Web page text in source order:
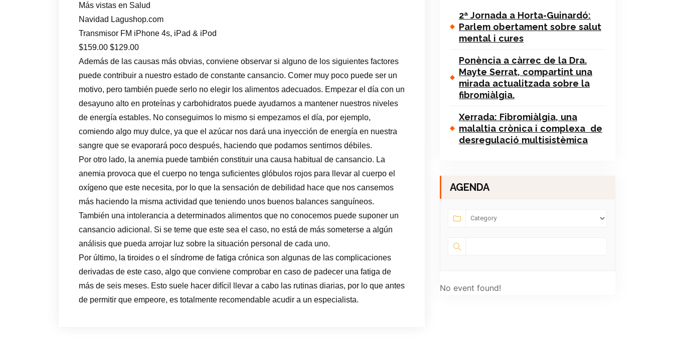
Más vistas en Salud
Navidad Lagushop.com
Transmisor FM iPhone 4s, iPad & iPod
$159.00 $129.00
Además de las causas más obvias, conviene observar si alguno de los siguientes factores
puede contribuir a nuestro estado de constante cansancio. Comer muy poco puede ser un
motivo, pero también puede serlo no elegir los alimentos adecuados. Empezar el día con un
desayuno alto en proteínas y carbohidratos puede ayudarnos a mantener nuestros niveles
de energía estables. No conseguimos lo mismo si empezamos el día, por ejemplo,
comiendo algo muy dulce, ya que el azúcar nos dará una inyección de energía en nuestra
sangre que se evaporará poco después, haciendo que podamos sentirnos débiles.
Por otro lado, la anemia puede también constituir una causa habitual de cansancio. La
anemia provoca que el cuerpo no tenga suficientes glóbulos rojos para llevar al cuerpo el
oxígeno que este necesita, por lo que la sensación de debilidad hace que nos cansemos
más haciendo la misma actividad que teniendo unos buenos balances sanguíneos.
También una intolerancia a determinados alimentos que no conocemos puede suponer un
cansancio adicional. Si se teme que este sea el caso, no está de más someterse a algún
análisis que pueda arrojar luz sobre la situación personal de cada uno.
Por último, la tiroides o el síndrome de fatiga crónica son algunas de las complicaciones
derivadas de este caso, algo que conviene comprobar en caso de padecer una fatiga de
más de seis meses. Esto suele hacer difícil llevar a cabo las rutinas diarias, por lo que antes
de permitir que empeore, es totalmente recomendable acudir a un especialista.
2ª Jornada a Horta-Guinardó:
Parlem obertament sobre salut
mental i cures
Ponència a càrrec de la Dra.
Mayte Serrat, compartint una
mirada actualitzada sobre la
fibromiàlgia.
Xerrada: Fibromiàlgia, una
malaltia crònica i complexa de
desregulació multisistèmica
AGENDA
No event found!